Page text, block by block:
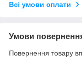
Всі умови оплати
Умови
Повернення товару